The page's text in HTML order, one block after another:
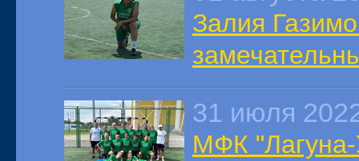
Залия
31 июля
МФК "Лагуна-